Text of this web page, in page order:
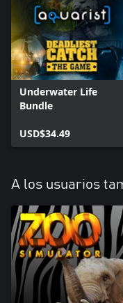
Underwater Life
Bundle
USD$34.49
A los usuarios